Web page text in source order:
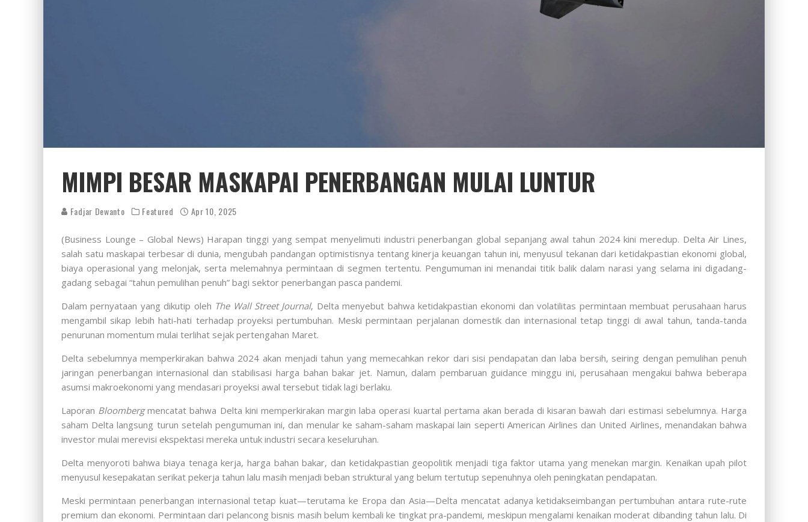
MIMPI BESAR MASKAPAI PENERBANGAN MULAI LUNTUR
Fadjar Dewanto Featured Apr 10, 2025
(Business Lounge – Global News) Harapan tinggi yang sempat menyelimuti industri penerbangan global sepanjang awal tahun 2024 kini meredup. Delta Air Lines,
salah satu maskapai terbesar di dunia, mengubah pandangan optimistisnya tentang kinerja keuangan tahun ini, menyusul tekanan dari ketidakpastian ekonomi global,
biaya operasional yang melonjak, serta melemahnya permintaan di segmen tertentu. Pengumuman ini menandai titik balik dalam narasi yang selama ini digadang-
gadang sebagai “tahun pemulihan penuh” bagi sektor penerbangan pasca pandemi.
Dalam pernyataan yang dikutip oleh The Wall Street Journal, Delta menyebut bahwa ketidakpastian ekonomi dan volatilitas permintaan membuat perusahaan harus
mengambil sikap lebih hati-hati terhadap proyeksi pertumbuhan. Meski permintaan perjalanan domestik dan internasional tetap tinggi di awal tahun, tanda-tanda
penurunan momentum mulai terlihat sejak pertengahan Maret.
Delta sebelumnya memperkirakan bahwa 2024 akan menjadi tahun yang memecahkan rekor dari sisi pendapatan dan laba bersih, seiring dengan pemulihan penuh
jaringan penerbangan internasional dan stabilisasi harga bahan bakar jet. Namun, dalam pembaruan guidance minggu ini, perusahaan mengakui bahwa beberapa
asumsi makroekonomi yang mendasari proyeksi awal tersebut tidak lagi berlaku.
Laporan Bloombergmencatat bahwa Delta kini memperkirakan margin laba operasi kuartal pertama akan berada di kisaran bawah dari estimasi sebelumnya. Harga
saham Delta langsung turun setelah pengumuman ini, dan menular ke saham-saham maskapai lain seperti American Airlines dan United Airlines, menandakan bahwa
investor mulai merevisi ekspektasi mereka untuk industri secara keseluruhan.
Delta menyoroti bahwa biaya tenaga kerja, harga bahan bakar, dan ketidakpastian geopolitik menjadi tiga faktor utama yang menekan margin. Kenaikan upah pilot
menyusul kesepakatan serikat pekerja tahun lalu masih menjadi beban struktural yang belum tertutup sepenuhnya oleh peningkatan pendapatan.
Meski permintaan penerbangan internasional tetap kuat—terutama ke Eropa dan Asia—Delta mencatat adanya ketidakseimbangan pertumbuhan antara rute-rute
premium dan ekonomi. Permintaan dari pelancong bisnis masih belum kembali ke tingkat pra-pandemi, meskipun mengalami kenaikan moderat dibanding tahun lalu. Di